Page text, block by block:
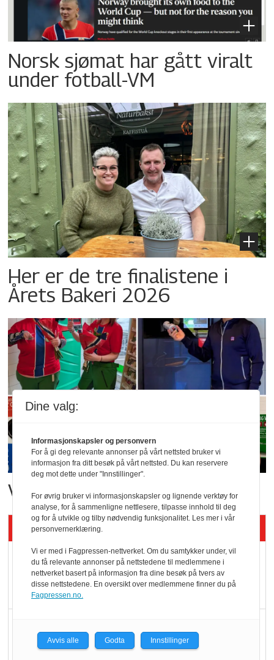
Norsk sjømat har gått viralt
under fotball-VM
Her er de tre finalistene i
Årets Bakeri 2026
Vant i nyåpnet butikk
Siste artikler - KBS
Mat er viktigere enn
pris når elbilister
Ti bensinstasjoner
legger ned hver måned
Dine valg:
Informasjonskapsler og personvern
For å gi deg relevante annonser på vårt nettsted bruker vi
informasjon fra ditt besøk på vårt nettsted. Du kan reservere
deg mot dette under "Innstillinger".
For øvrig bruker vi informasjonskapsler og lignende verktøy for
analyse, for å sammenligne nettlesere, tilpasse innhold til deg
og for å utvikle og tilby nødvendig funksjonalitet. Les mer i vår
personvernerklæring.
Vi er med i Fagpressen-nettverket. Om du samtykker under, vil
du få relevante annonser på nettstedene til medlemmene i
nettverket basert på informasjon fra dine besøk på tvers av
disse nettstedene. En oversikt over medlemmene finner du på
Fagpressen.no.
Avvis alle Godta Innstillinger